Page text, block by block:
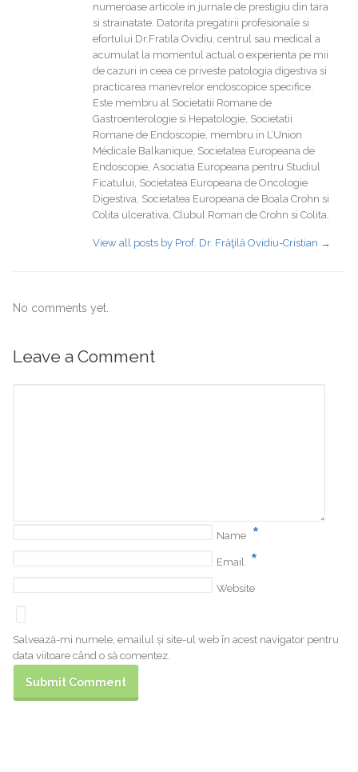
numeroase articole in jurnale de prestigiu din tara
si strainatate. Datorita pregatirii profesionale si
efortului Dr.Fratila Ovidiu, centrul sau medical a
acumulat la momentul actual o experienta pe mii
de cazuri in ceea ce priveste patologia digestiva si
practicarea manevrelor endoscopice specifice.
Este membru al Societatii Romane de
Gastroenterologie si Hepatologie, Societatii
Romane de Endoscopie, membru in L’Union
Médicale Balkanique, Societatea Europeana de
Endoscopie, Asociatia Europeana pentru Studiul
Ficatului, Societatea Europeana de Oncologie
Digestiva, Societatea Europeana de Boala Crohn si
Colita ulcerativa, Clubul Roman de Crohn si Colita.
View all posts by Prof. Dr. Frăţilă Ovidiu-Cristian →
No comments yet.
Leave a Comment
Name *
Email *
Website
Salvează-mi numele, emailul și site-ul web în acest navigator pentru
data viitoare când o să comentez.